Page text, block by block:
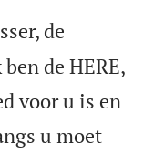
de
de HERE,
voor u is en
u moet